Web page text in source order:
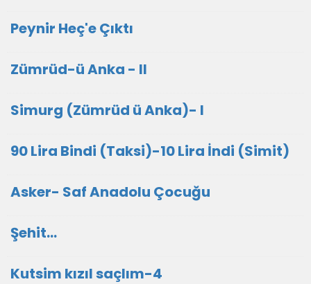
Peynir Heç'e Çıktı
Zümrüd-ü Anka - II
Simurg (Zümrüd ü Anka)- I
90 Lira Bindi (Taksi)-10 Lira İndi (Simit)
Asker- Saf Anadolu Çocuğu
Şehit...
Kutsim kızıl saçlım-4